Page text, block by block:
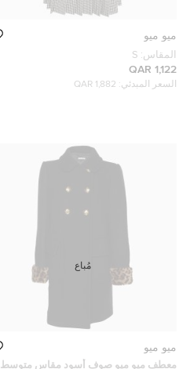
ميو ميو
المقاس: S
1,122 QAR
السعر المبدئي: 1,882 QAR
ميو ميو
معطف ميو ميو صوف أسود مقاس متوسط
مُباع